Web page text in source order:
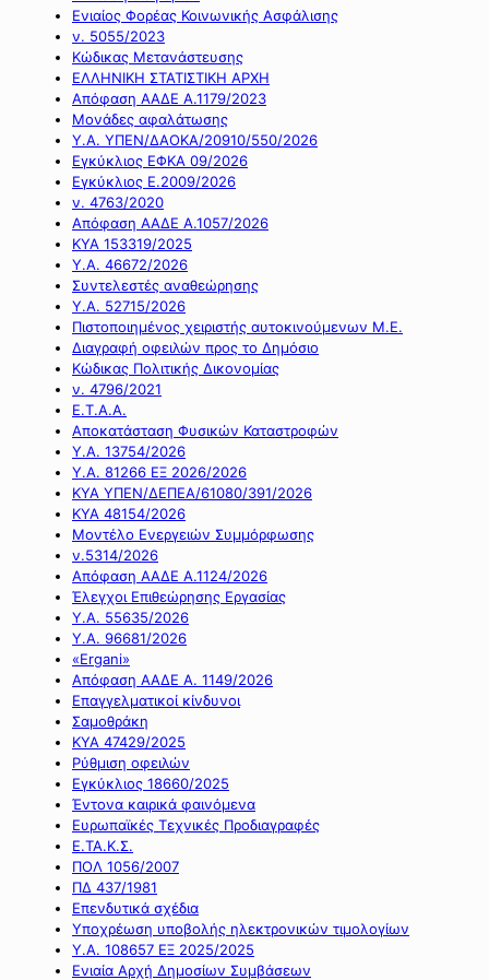
Ενιαίος Φορέας Κοινωνικής Ασφάλισης
ν. 5055/2023
Κώδικας Μετανάστευσης
ΕΛΛΗΝΙΚΗ ΣΤΑΤΙΣΤΙΚΗ ΑΡΧΗ
Απόφαση ΑΑΔΕ Α.1179/2023
Μονάδες αφαλάτωσης
Υ.Α. ΥΠΕΝ/ΔΑΟΚΑ/20910/550/2026
Εγκύκλιος ΕΦΚΑ 09/2026
Εγκύκλιος Ε.2009/2026
ν. 4763/2020
Απόφαση ΑΑΔΕ Α.1057/2026
ΚΥΑ 153319/2025
Υ.Α. 46672/2026
Συντελεστές αναθεώρησης
Υ.Α. 52715/2026
Πιστοποιημένος χειριστής αυτοκινούμενων Μ.Ε.
Διαγραφή οφειλών προς το Δημόσιο
Κώδικας Πολιτικής Δικονομίας
ν. 4796/2021
Ε.Τ.Α.Α.
Αποκατάσταση Φυσικών Καταστροφών
Υ.Α. 13754/2026
Υ.Α. 81266 ΕΞ 2026/2026
ΚΥΑ ΥΠΕΝ/ΔΕΠΕΑ/61080/391/2026
ΚΥΑ 48154/2026
Μοντέλο Ενεργειών Συμμόρφωσης
ν.5314/2026
Απόφαση ΑΑΔΕ Α.1124/2026
Έλεγχοι Επιθεώρησης Εργασίας
Υ.Α. 55635/2026
Υ.Α. 96681/2026
«Ergani»
Απόφαση ΑΑΔΕ Α. 1149/2026
Επαγγελματικοί κίνδυνοι
Σαμοθράκη
ΚΥΑ 47429/2025
Ρύθμιση οφειλών
Εγκύκλιος 18660/2025
Έντονα καιρικά φαινόμενα
Ευρωπαϊκές Τεχνικές Προδιαγραφές
Ε.ΤΑ.Κ.Σ.
ΠΟΛ 1056/2007
ΠΔ 437/1981
Επενδυτικά σχέδια
Υποχρέωση υποβολής ηλεκτρονικών τιμολογίων
Υ.Α. 108657 ΕΞ 2025/2025
Ενιαία Αρχή Δημοσίων Συμβάσεων